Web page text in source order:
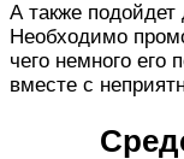
А также
Необходимо
чего немного его
вместе с